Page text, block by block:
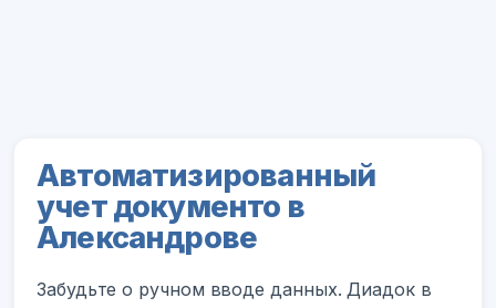
Автоматизированный
учет документо в
Александрове
Забудьте о ручном вводе данных. Диадок в